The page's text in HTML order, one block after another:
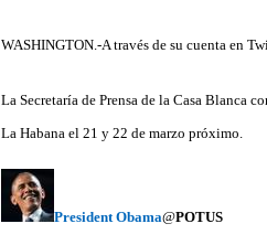
WASHINGTON.-A través de su cuenta en
La Secretaría de Prensa de la Casa Blanca
La Habana el 21 y 22 de marzo próximo.
President Obama@POTUS